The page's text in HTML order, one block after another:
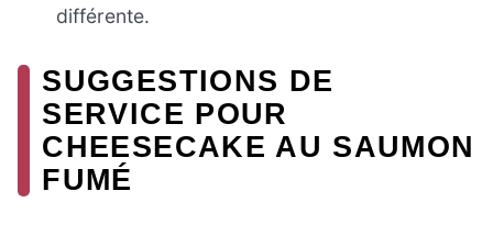
différente.
SUGGESTIONS DE
SERVICE POUR
CHEESECAKE AU SAUMON
FUMÉ